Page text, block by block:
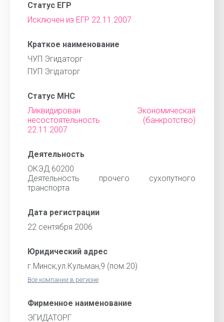
Статус ЕГР
Исключен из ЕГР 22.11.2007
Краткое наименование
ЧУП Эгидаторг
ПУП Эгiдаторг
Статус МНС
Ликвидирован Экономическая
несостоятельность (банкротство)
22.11.2007
Деятельность
ОКЭД 60200
Деятельность прочего сухопутного
транспорта
Дата регистрации
22 сентября 2006
Юридический адрес
г.Минск,ул.Кульман,9 (пом.20)
Все компании в регионе
Фирменное наименование
ЭГИДАТОРГ